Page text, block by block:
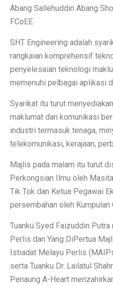
Abang Sallehuddin Abang
FCoEE.
SHT Engineering adalah
rangkaian komprehensif
penyelesaian teknologi
memenuhi pelbagai aplikasi
Syarikat itu turut
maklumat dan komunikasi
industri termasuk tenaga,
telekomunikasi, kerajaan,
Majlis pada malam itu turut
Perkongsian Ilmu oleh
Tik Tok dan Ketua Pegawai
persembahan oleh Kumpulan
Tuanku Syed Faizuddin
Perlis dan Yang DiPertua
Istiadat Melayu Perlis
serta Tuanku Dr. Lailatul
Penaung A-Heart